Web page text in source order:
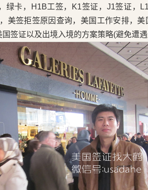
绿卡，H1B工签，K1签证，J1签证，
美签拒签原因查询，美国工作安排，美
签证以及出境入境的方案策略(避免遭遇